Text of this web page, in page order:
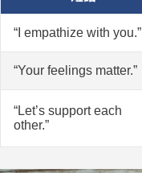
“I empathize with you.”
“Your feelings matter.”
“Let’s support each
other.”